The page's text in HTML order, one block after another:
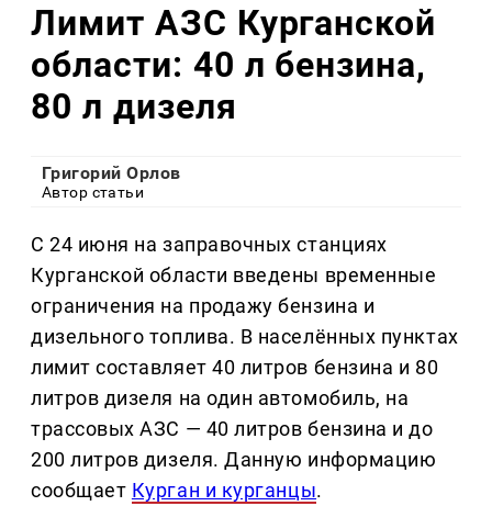
Лимит АЗС Курганской
области: 40 л бензина,
80 л дизеля
Григорий Орлов
Автор статьи
С 24 июня на заправочных станциях
Курганской области введены временные
ограничения на продажу бензина и
дизельного топлива. В населённых пунктах
лимит составляет 40 литров бензина и 80
литров дизеля на один автомобиль, на
трассовых АЗС — 40 литров бензина и до
200 литров дизеля. Данную информацию
сообщает Курган и курганцы.